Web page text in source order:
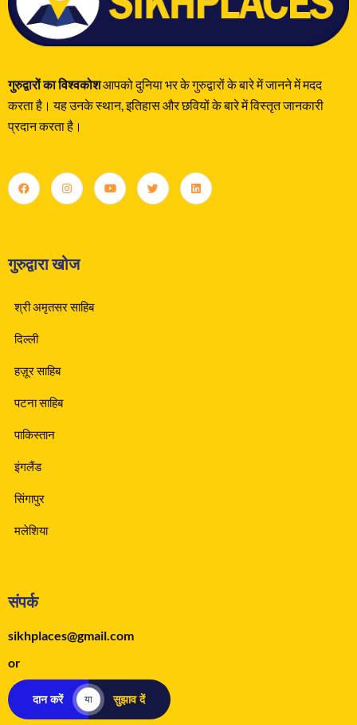
गुरुद्वारों का विश्वकोशआपको दुनिया भर के गुरुद्वारों के बारे में जानने में मदद
करता है। यह उनके स्थान, इतिहास और छवियों के बारे में विस्तृत जानकारी
प्रदान करता है।
गुरुद्वारा खोज
श्री अमृतसर साहिब
दिल्ली
हज़ूर साहिब
पटना साहिब
पाकिस्तान
इंगलैंड
सिंगापुर
मलेशिया
संपर्क
sikhplaces@gmail.com
or
दान करें या सुझाव दें